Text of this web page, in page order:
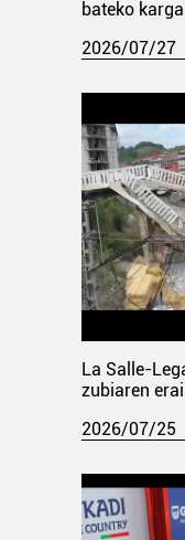
bateko
2026/07/27
La Salle-
zubiaren
2026/07/25